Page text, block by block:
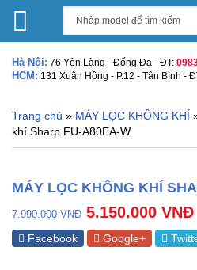
Hà Nội: 76 Yên Lãng - Đống Đa - ĐT:
HCM: 131 Xuân Hồng - P.12 - Tân Bình -
Trang chủ » MÁY LỌC KHÔNG KHÍ
khí Sharp FU-A80EA-W
MÁY LỌC KHÔNG KHÍ
7.990.000VNĐ 5.150.000 VNĐ
Facebook Google+